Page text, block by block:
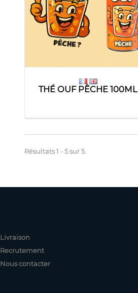
THÉ OUF PÊCHE 100ML
Résultats 1 - 5 sur 5.
Livraison
Recrutement
Nous contacter